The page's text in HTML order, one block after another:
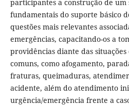
participantes a construção de um
fundamentais do suporte básico
questões mais relevantes
emergências, capacitando-os a
providências diante das
comuns, como afogamento,
fraturas, queimaduras,
acidente, além do atendimento
urgência/emergência frente a